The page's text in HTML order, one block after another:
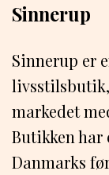
Sinnerup
Sinnerup er
markedet
Butikken har
Danmarks